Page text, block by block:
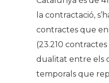
la contractació,
contractes que
(23.210
dualitat entre els
temporals que